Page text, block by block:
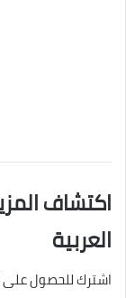
اكتشاف
العربية
اشترك للحصول على